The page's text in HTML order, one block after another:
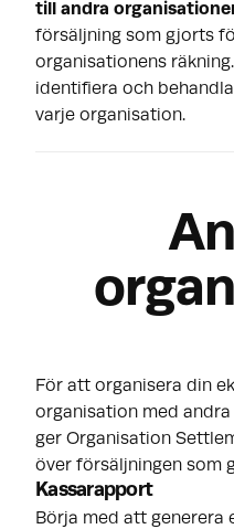
till andra
försäljning som gjorts
organisationens
identifiera och
varje organisation.
För att organisera din
organisation med
ger Organisation
över försäljningen som
Kassarapport
Börja med att generera